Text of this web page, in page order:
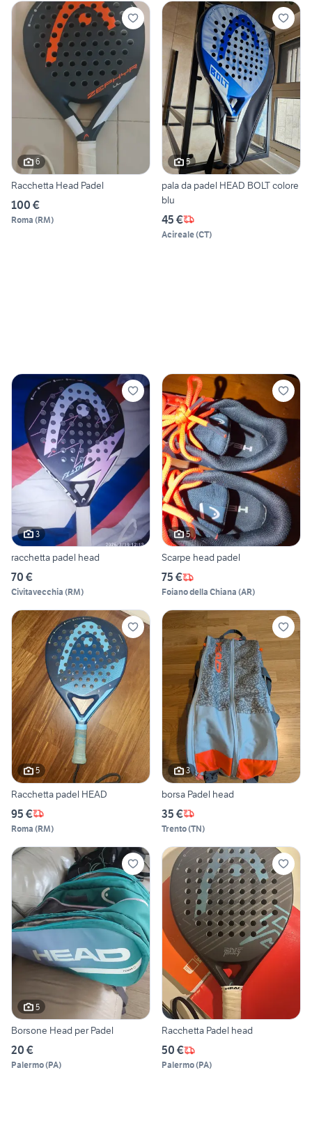
6
Racchetta Head Padel
100 €
Roma (RM)
5
pala da padel HEAD BOLT colore
blu
45 €
Acireale(CT)
3
racchetta padel head
70 €
Civitavecchia (RM)
5
Scarpe head padel
75 €
Foiano della Chiana (AR)
5
Racchetta padel HEAD
95 €
Roma (RM)
3
borsa Padel head
35 €
Trento(TN)
5
Borsone Head per Padel
20 €
Palermo(PA)
Racchetta Padel head
50 €
Palermo(PA)